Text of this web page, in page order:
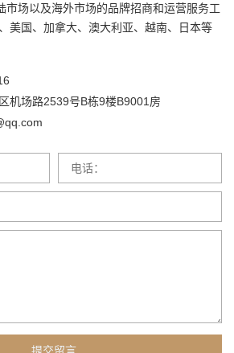
市场以及海外市场的品牌招商和运营服务工
美国、加拿大、澳大利亚、越南、日本等
年的餐饮连锁品牌经验，获得了国家机关...
机场路2539号B栋9楼B9001房